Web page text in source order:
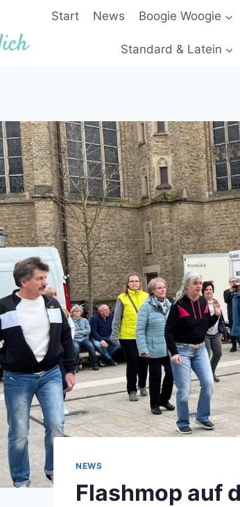
Start News Boogie Woogie
Standard & Latein
NEWS
Flashmop auf